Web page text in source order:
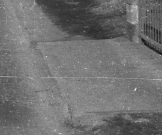
1960 · Budapest XI.
Fehérvári út, balra a 120. szám a Kábelgyár, távolabb a Vasipari Kutatóintézet.